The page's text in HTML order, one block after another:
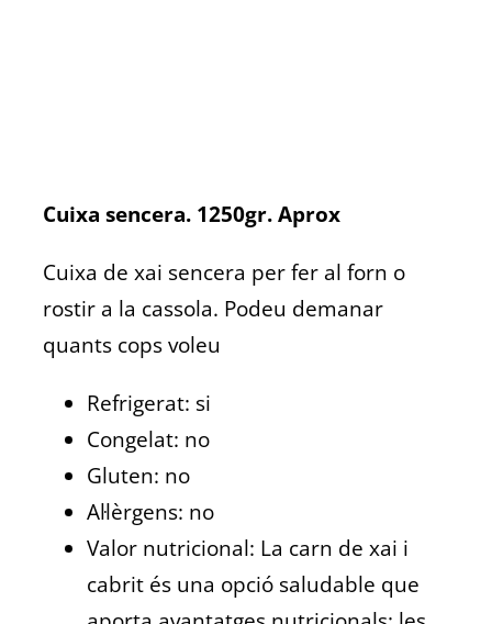
Cuixa sencera. 1250gr. Aprox
Cuixa de xai sencera per fer al forn o
rostir a la cassola. Podeu demanar
quants cops voleu
Refrigerat: si
Congelat: no
Gluten: no
Al·lèrgens: no
Valor nutricional: La carn de xai i
cabrit és una opció saludable que